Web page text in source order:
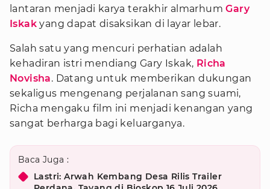
lantaran menjadi karya terakhir almarhumGary
Iskak yang dapat disaksikan di layar lebar.
Salah satu yang mencuri perhatian adalah
kehadiran istri mendiang Gary Iskak, Richa
Novisha. Datang untuk memberikan dukungan
sekaligus mengenang perjalanan sang suami,
Richa mengaku film ini menjadi kenangan yang
sangat berharga bagi keluarganya.
Baca Juga :
Lastri: Arwah Kembang Desa Rilis Trailer